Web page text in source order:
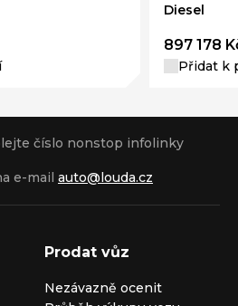
Diesel
897 178
Přidat k
číslo nonstop infolinky
e-mail auto@louda.cz
Prodat vůz
Nezávazně ocenit